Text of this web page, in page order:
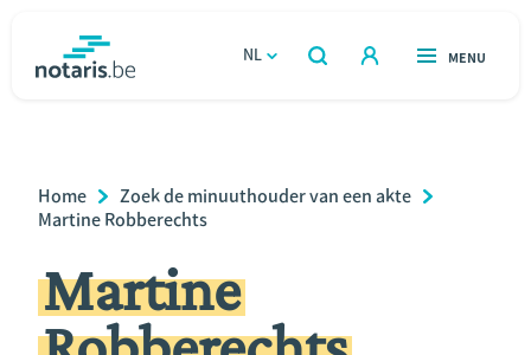
gaan
NL
OPEN
ZOEKEN
OPEN
MENU
Relatie & samenleven
Erven & schenken
Ondernemen
Breadcrumb
Home
Zoek de minuuthouder van een akte
Martine Robberechts
Martine